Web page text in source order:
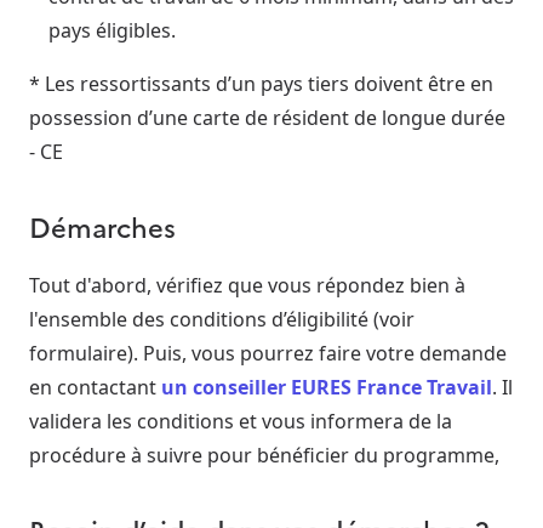
pays éligibles.
* Les ressortissants d’un pays tiers doivent être en
possession d’une carte de résident de longue durée
- CE
Démarches
Tout d'abord, vérifiez que vous répondez bien à
l'ensemble des conditions d’éligibilité (voir
formulaire). Puis, vous pourrez faire votre demande
en contactant un conseiller EURES France Travail. Il
validera les conditions et vous informera de la
procédure à suivre pour bénéficier du programme,